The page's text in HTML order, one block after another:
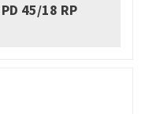
45/18 RP